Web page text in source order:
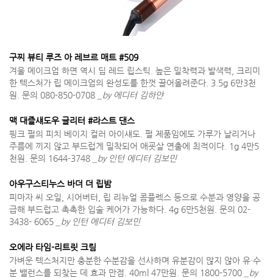
구찌 뷰티 루즈 아 레브르 매트 #509
겨울 메이크업 하면 역시 딥 레드 립스틱. 높은 밀착력과 발색력, 크리미
한 텍스처가 립 메이크업의 완성도를 한껏 끌어올려준다. 3.5g 6만3천
원. 문의 080-850-0708
_by 에디터 김하얀
맥 대즐섀도우 글리터 #라스트 댄스
핑크 펄의 피치 베이지 컬러 아이섀도. 펄 제품임에도 가루가 날리거나
주름에 끼지 않고 부드럽게 밀착되어 애굣살 연출에 최적이다. 1g 4만5
천원. 문의 1644-3748
_by 인턴 에디터 김보민
아우구스티누스 바더 더 립밤
피마자 씨 오일, 시어버터, 립 리뉴얼 콤플렉스 등으로 수분과 영양을 공
급해 부드럽고 촉촉한 입술 케어가 가능하다. 4g 6만5천원. 문의 02-
3438- 6065
_by 인턴 에디터 김보민
오에라 타임-리트릿 크림
가벼운 텍스처지만 충분한 수분감을 선사하며 유분감이 많지 않아 유·수
분 밸런스를 되찾는 데 효과 만점. 40ml 47만원. 문의 1800-5700
_by